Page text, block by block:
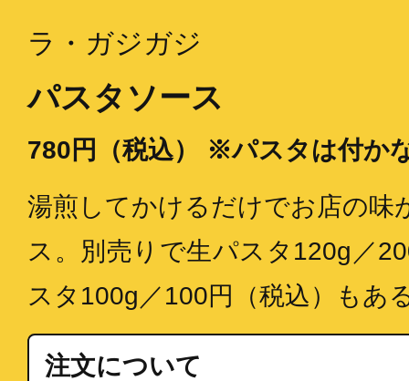
ラ・ガジガジ
パスタソース
780円（税込） ※パスタは付か
湯煎してかけるだけでお店の味
ス。別売りで生パスタ120g／
スタ100g／100円（税込）もあ
注文について